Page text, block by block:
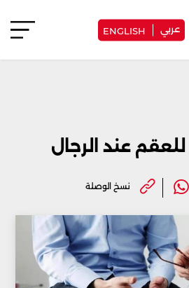
عربي ENGLISH
عند الرجال
نسخ الوصلة